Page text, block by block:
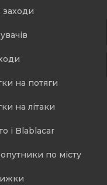
на потяги
на літаки
і Blablacar
по місту